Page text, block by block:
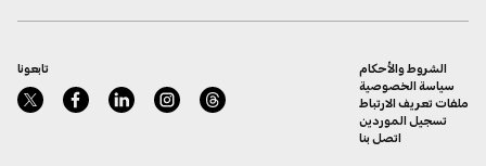
تابعونا
الشروط والأحكام
سياسة الخصوصية
ملفات تعريف الارتباط
تسجيل الموردين
اتصل بنا